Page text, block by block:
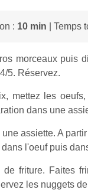
: 10 min | Temps
morceaux puis
5. Réservez.
mettez les
dans une
assiette. A
l'oeuf puis
de friture. Faites
les nuggets